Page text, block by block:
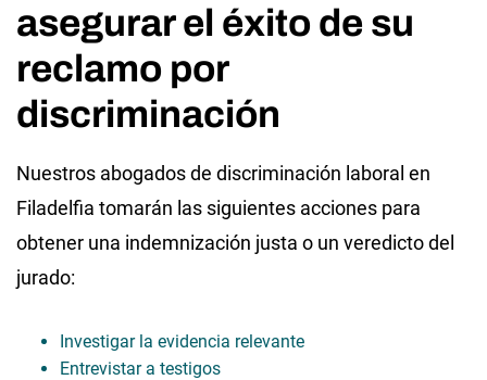
asegurar el éxito de su
reclamo por
discriminación
Nuestros abogados de discriminación laboral en
Filadelfia tomarán las siguientes acciones para
obtener una indemnización justa o un veredicto del
jurado:
Investigar la evidencia relevante
Entrevistar a testigos